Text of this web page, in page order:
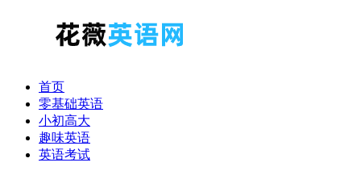
首页
零基础英语
小初高大
趣味英语
英语考试